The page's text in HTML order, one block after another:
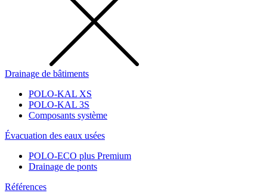
Drainage de bâtiments
POLO-KAL XS
POLO-KAL 3S
Composants système
Évacuation des eaux usées
POLO-ECO plus Premium
Drainage de ponts
Références